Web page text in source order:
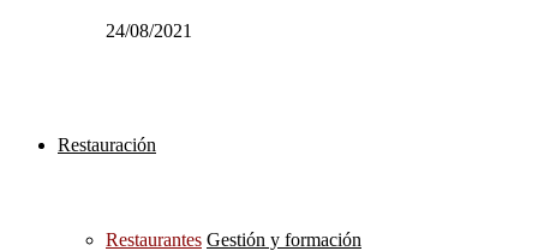
24/08/2021
Restauración
Restaurantes Gestión y formación